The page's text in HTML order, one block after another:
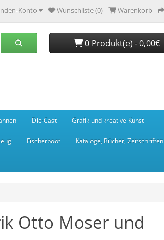
Konto Wunschliste (0) Warenkorb
0 Produkt(e) - 0,00€
Die-Cast Grafik und kreative Kunst
Fischerboot Kataloge, Bücher, Zeitschriften
Otto Moser und